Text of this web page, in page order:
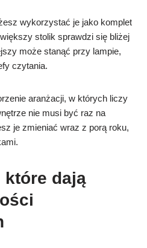
wykorzystać je jako komplet
stolik sprawdzi się bliżej
może stanąć przy lampie,
czytania.
aranżacji, w których liczy
nie musi być raz na
je zmieniać wraz z porą roku,
które dają